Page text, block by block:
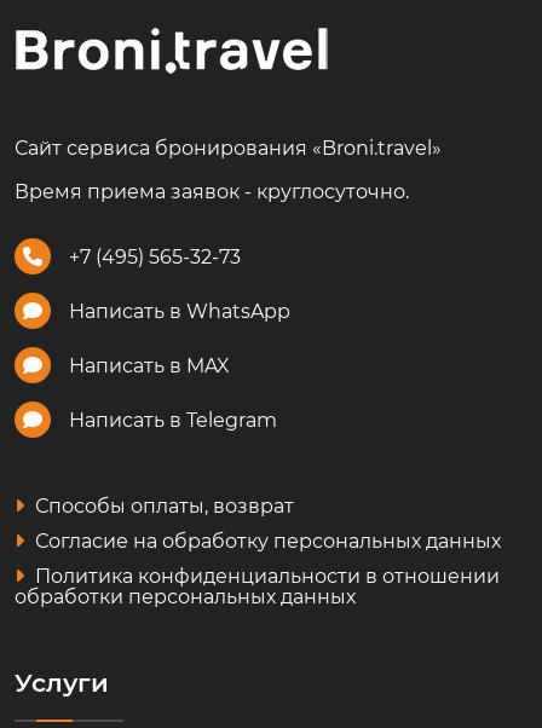
Сайт сервиса бронирования «Broni.travel»
Время приема заявок - круглосуточно.
+7 (495) 565-32-73
Написать в WhatsApp
Написать в MAX
Написать в Telegram
Способы оплаты, возврат
Согласие на обработку персональных данных
Политика конфиденциальности в отношении
обработки персональных данных
Услуги